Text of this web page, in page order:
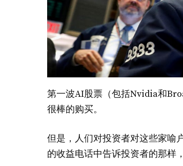
第一波AI股票（包括Nvidia和
很棒的购买。
但是，人们对投资者对这些家喻
的收益电话中告诉投资者的那样